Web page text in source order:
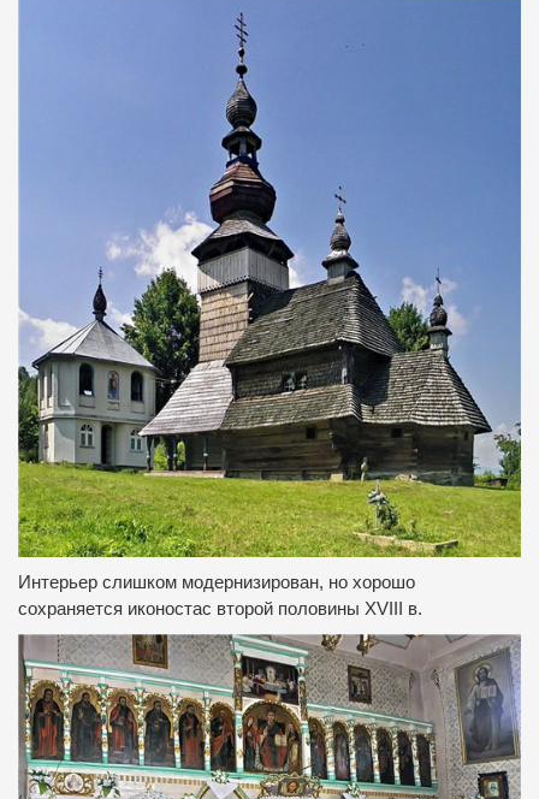
Интерьер слишком модернизирован, но хорошо
сохраняется иконостас второй половины XVIII в.